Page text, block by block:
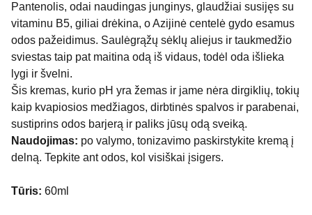
Pantenolis, odai naudingas junginys, glaudžiai susijęs su
vitaminu B5, giliai drėkina, o Azijinė centelė gydo esamus
odos pažeidimus. Saulėgrąžų sėklų aliejus ir taukmedžio
sviestas taip pat maitina odą iš vidaus, todėl oda išlieka
lygi ir švelni.
Šis kremas, kurio pH yra žemas ir jame nėra dirgiklių, tokių
kaip kvapiosios medžiagos, dirbtinės spalvos ir parabenai,
sustiprins odos barjerą ir paliks jūsų odą sveiką.
Naudojimas: po valymo, tonizavimo paskirstykite kremą į
delną. Tepkite ant odos, kol visiškai įsigers.
Tūris: 60ml